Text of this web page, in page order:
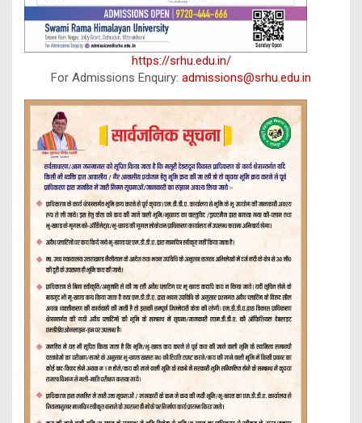
https://srhu.edu.in/
For Admissions Enquiry: admissions@srhu.edu.in